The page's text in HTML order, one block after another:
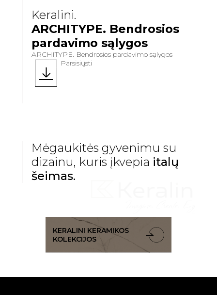
Keralini.
ARCHITYPE. Bendrosios
pardavimo sąlygos
ARCHITYPE. Bendrosios pardavimo sąlygos
Parsisiųsti
Mėgaukitės gyvenimu su
dizainu, kuris įkvepia italų
šeimas.
KERALINI KERAMIKOS
KOLEKCIJOS